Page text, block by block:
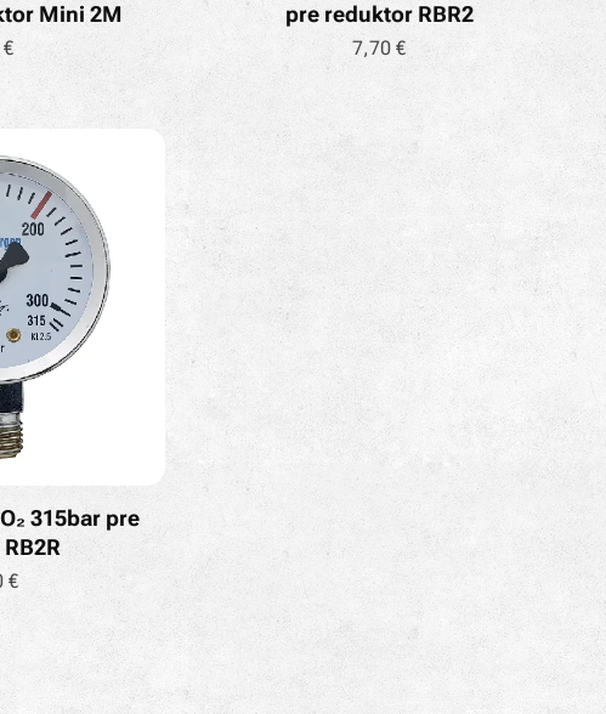
Mini 2M
pre reduktor RBR2
7,70 €
315bar pre
€